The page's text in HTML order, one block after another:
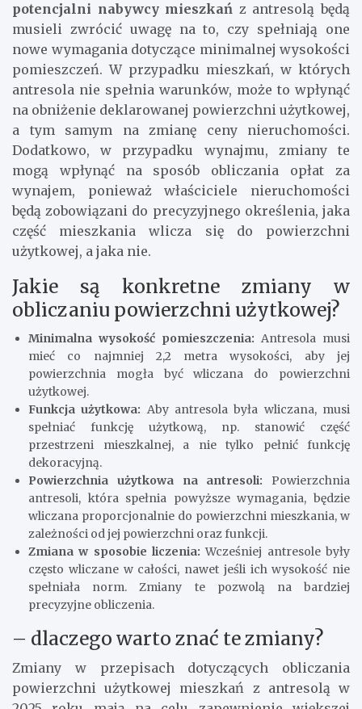
potencjalni nabywcy mieszkań z antresolą będą
musieli zwrócić uwagę na to, czy spełniają one
nowe wymagania dotyczące minimalnej wysokości
pomieszczeń. W przypadku mieszkań, w których
antresola nie spełnia warunków, może to wpłynąć
na obniżenie deklarowanej powierzchni użytkowej,
a tym samym na zmianę ceny nieruchomości.
Dodatkowo, w przypadku wynajmu, zmiany te
mogą wpłynąć na sposób obliczania opłat za
wynajem, ponieważ właściciele nieruchomości
będą zobowiązani do precyzyjnego określenia, jaka
część mieszkania wlicza się do powierzchni
użytkowej, a jaka nie.
Jakie są konkretne zmiany w
obliczaniu powierzchni użytkowej?
Minimalna wysokość pomieszczenia: Antresola musi
mieć co najmniej 2,2 metra wysokości, aby jej
powierzchnia mogła być wliczana do powierzchni
użytkowej.
Funkcja użytkowa: Aby antresola była wliczana, musi
spełniać funkcję użytkową, np. stanowić część
przestrzeni mieszkalnej, a nie tylko pełnić funkcję
dekoracyjną.
Powierzchnia użytkowa na antresoli: Powierzchnia
antresoli, która spełnia powyższe wymagania, będzie
wliczana proporcjonalnie do powierzchni mieszkania, w
zależności od jej powierzchni oraz funkcji.
Zmiana w sposobie liczenia: Wcześniej antresole były
często wliczane w całości, nawet jeśli ich wysokość nie
spełniała norm. Zmiany te pozwolą na bardziej
precyzyjne obliczenia.
– dlaczego warto znać te zmiany?
Zmiany w przepisach dotyczących obliczania
powierzchni użytkowej mieszkań z antresolą w